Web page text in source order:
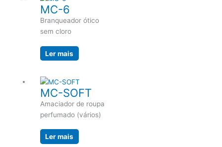
MC-6
Branqueador ótico
sem cloro
Ler mais
MC-SOFT
Amaciador de roupa
perfumado (vários)
Ler mais